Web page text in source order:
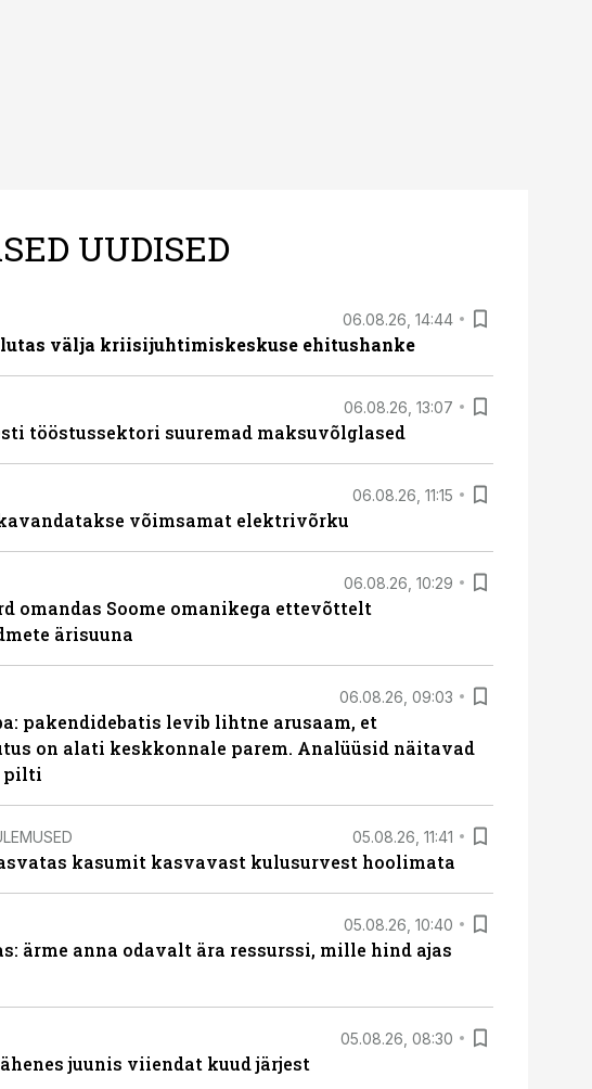
UUDISED
06.08.26, 14:44
välja kriisijuhtimiskeskuse ehitushanke
06.08.26, 13:07
tööstussektori suuremad maksuvõlglased
06.08.26, 11:15
võimsamat elektrivõrku
06.08.26, 10:29
omandas Soome omanikega ettevõttelt
ärisuuna
06.08.26, 09:03
pakendidebatis levib lihtne arusaam, et
on alati keskkonnale parem. Analüüsid näitavad
pilti
05.08.26, 11:41
kasumit kasvavast kulusurvest hoolimata
05.08.26, 10:40
ärme anna odavalt ära ressurssi, mille hind ajas
05.08.26, 08:30
juunis viiendat kuud järjest